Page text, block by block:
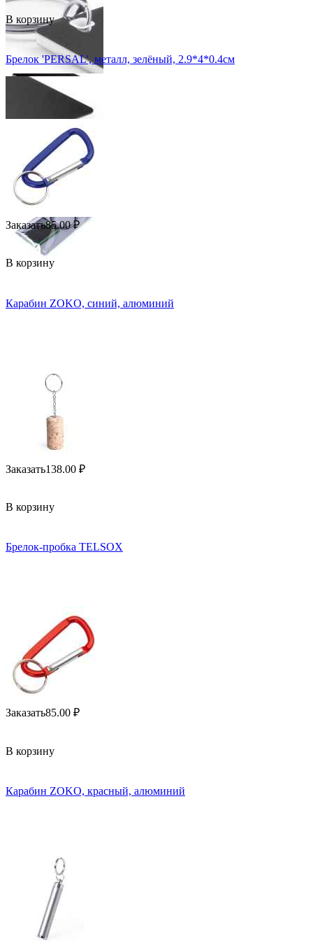
В корзину
Брелок 'PERSAL', металл, зелёный, 2.9*4*0.4см
Заказать85.00 ₽
В корзину
Карабин ZOKО, синий, алюминий
Заказать138.00 ₽
В корзину
Брелок-пробка TELSOX
Заказать85.00 ₽
В корзину
Карабин ZOKО, красный, алюминий